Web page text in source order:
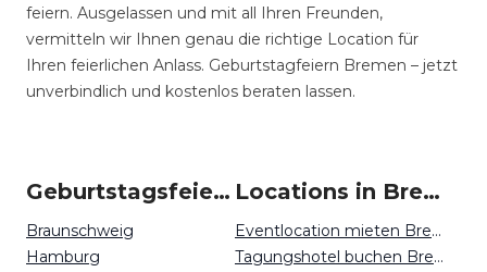
feiern. Ausgelassen und mit all Ihren Freunden,
vermitteln wir Ihnen genau die richtige Location für
Ihren feierlichen Anlass. Geburtstagfeiern Bremen – jetzt
unverbindlich und kostenlos beraten lassen.
Geburtstagsfeiern um Bremen
Braunschweig
Hamburg
Locations in Bremen mieten
Eventlocation mieten Bremen
Tagungshotel buchen Bremen